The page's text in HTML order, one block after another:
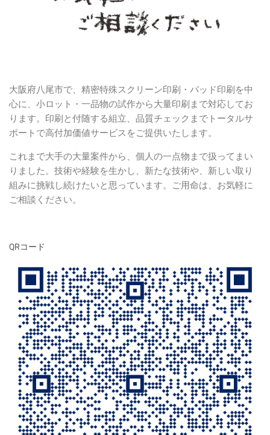
大阪府八尾市で、精密特殊スクリーン印刷・パッド印刷を中
心に、小ロット・一品物の試作から大量印刷まで対応してお
ります。印刷と付随する組立、品質チェックまでトータルサ
ポートで高付加価値サービスをご提供いたします。
これまで大手の大量案件から、個人の一点物まで扱ってまい
りました。技術や経験を生かし、新たな技術や、新しい取り
組みに挑戦し続けたいと思っています。ご用命は、お気軽に
ご相談ください。
QRコード